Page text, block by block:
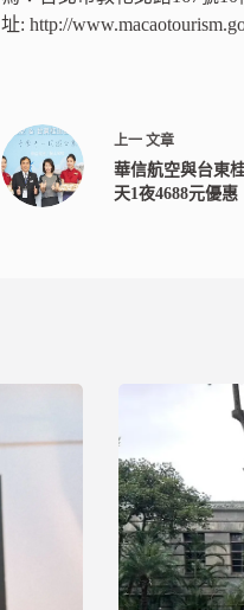
址: http://
上一文章
華信航空與台東
天1夜4688元優惠